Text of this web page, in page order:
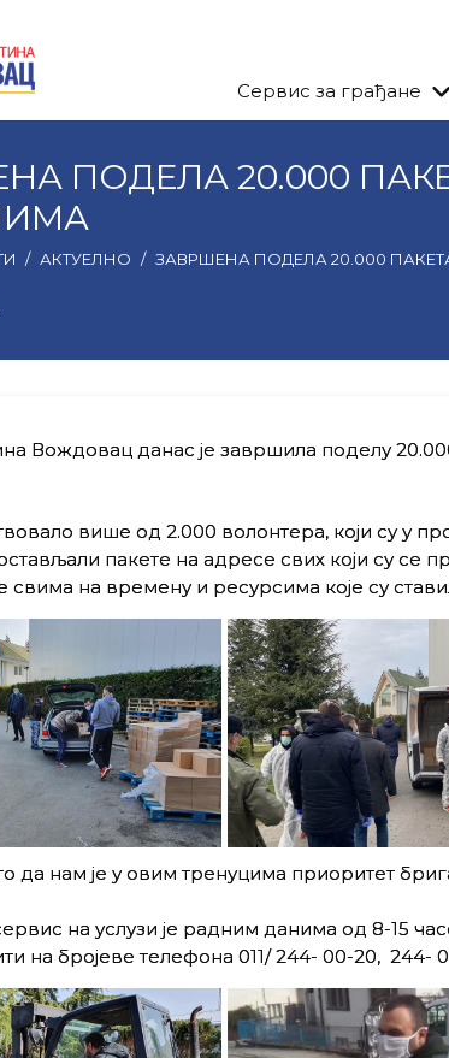
Сервис за грађане
ПОДЕЛА 20.000
/ АКТУЕЛНО / ЗАВРШЕНА ПОДЕЛА 20.000
Вождовац данас је завршила поделу
више од 2.000 волонтера, који су у
пакете на адресе свих који су се
свима на времену и ресурсима које су
да нам је у овим тренуцима приоритет
на услузи је радним данима од 8-15
на бројеве телефона 011/ 244- 00-20, 244-